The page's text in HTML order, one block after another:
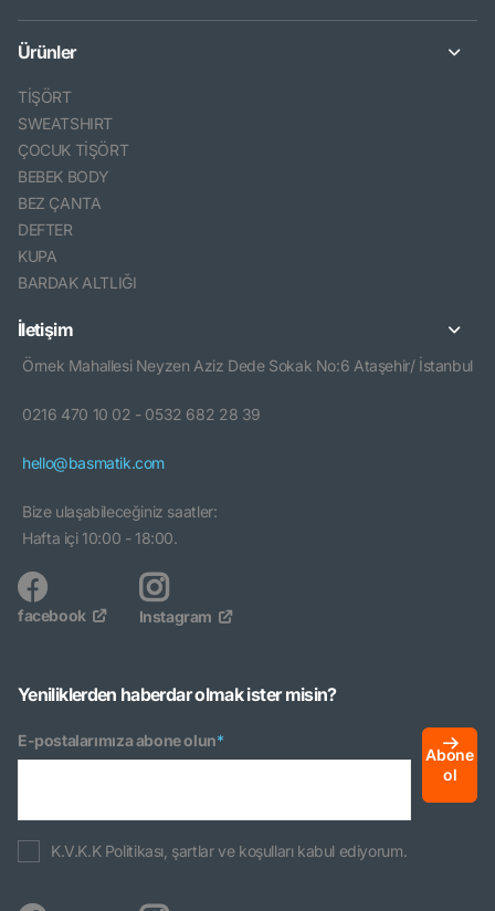
Ürünler
TİŞÖRT
SWEATSHIRT
ÇOCUK TİŞÖRT
BEBEK BODY
BEZ ÇANTA
DEFTER
KUPA
BARDAK ALTLIĞI
İletişim
Örnek Mahallesi Neyzen Aziz Dede Sokak No:6 Ataşehir/ İstanbul
0216 470 10 02 - 0532 682 28 39
hello@basmatik.com
Bize ulaşabileceğiniz saatler:
Hafta içi 10:00 - 18:00.
facebook Instagram
Yeniliklerden haberdar olmak ister misin?
E-postalarımıza abone olun*
Abone
ol
K.V.K.K Politikası, şartlar ve koşulları kabul ediyorum.